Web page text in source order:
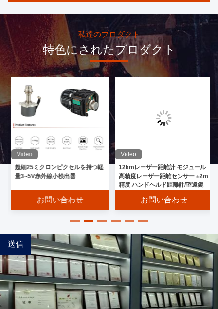
私達のプロダクト
特色にされたプロダクト
Video
12kmレーザー距離計 モジュール
高精度レーザー距離センサー ±2m
お問い合わせ
Video
タイプII 超格子赤外線検出器 中波
狭帯冷却
お問い合わせ
送信